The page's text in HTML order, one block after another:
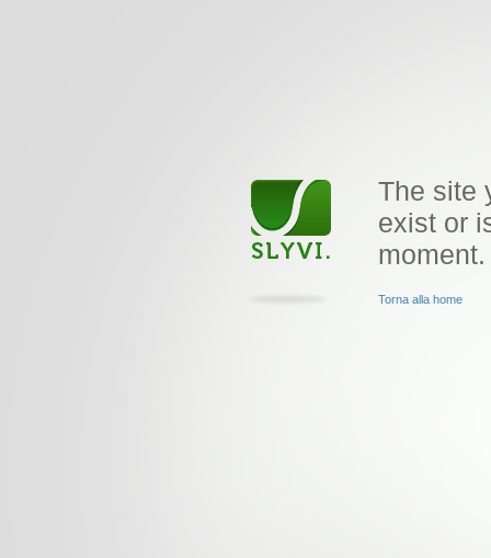
The site
exist or
moment.
Torna alla home